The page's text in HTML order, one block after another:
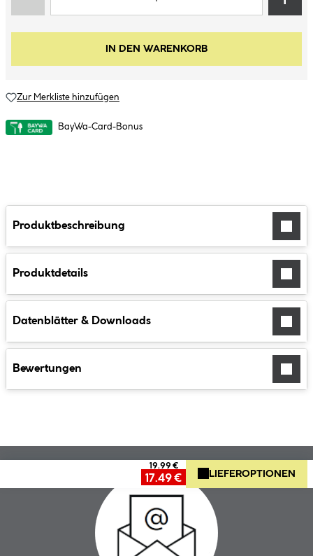
IN DEN WARENKORB
Zur Merkliste hinzufügen
BayWa-Card-Bonus
Produktbeschreibung
Produktdetails
Datenblätter & Downloads
Bewertungen
19.99 €
17.49 € LIEFEROPTIONEN